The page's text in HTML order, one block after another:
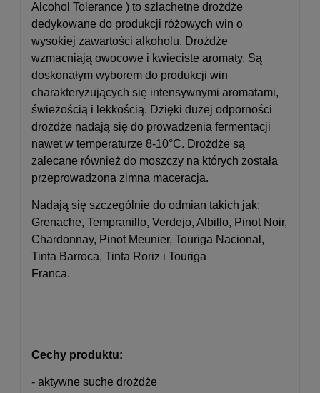
Alcohol Tolerance ) to szlachetne drożdże
dedykowane do produkcji różowych win o
wysokiej zawartości alkoholu. Drożdże
wzmacniają owocowe i kwieciste aromaty. Są
doskonałym wyborem do produkcji win
charakteryzujących się intensywnymi aromatami,
świeżością i lekkością. Dzięki dużej odporności
drożdże nadają się do prowadzenia fermentacji
nawet w temperaturze 8-10°C. Drożdże są
zalecane również do moszczy na których została
przeprowadzona zimna maceracja.
Nadają się szczególnie do odmian takich jak:
Grenache, Tempranillo, Verdejo, Albillo, Pinot Noir,
Chardonnay, Pinot Meunier, Touriga Nacional,
Tinta Barroca, Tinta Roriz i Touriga
Franca.
Cechy produktu:
- aktywne suche drożdże